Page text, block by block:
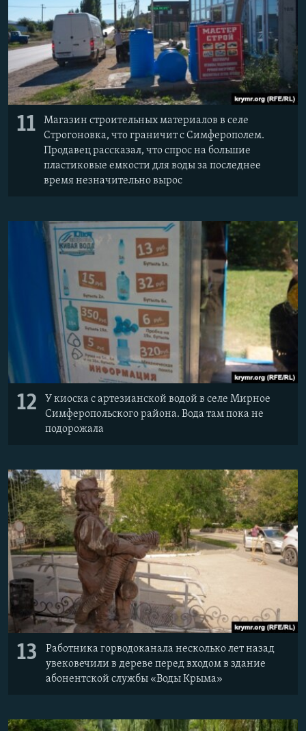
11
Магазин строительных материалов в селе
Строгоновка, что граничит с Симферополем.
Продавец рассказал, что спрос на большие
пластиковые емкости для воды за последнее
время незначительно вырос
12
У киоска с артезианской водой в селе Мирное
Симферопольского района. Вода там пока не
подорожала
13
Работника горводоканала несколько лет назад
увековечили в дереве перед входом в здание
абонентской службы «Воды Крыма»